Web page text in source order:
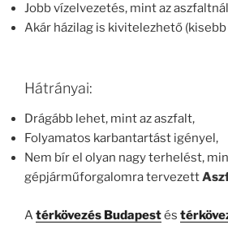
Jobb vízelvezetés, mint az
Akár házilag is kivitelezhető
Hátrányai:
Drágább lehet, mint az aszfalt,
Folyamatos karbantartást igényel,
Nem bír el olyan nagy terhelést,
gépjárműforgalomra tervezett
Atérkövezés Budapestés